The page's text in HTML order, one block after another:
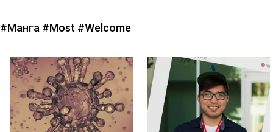
#Манга #Most #Welcome